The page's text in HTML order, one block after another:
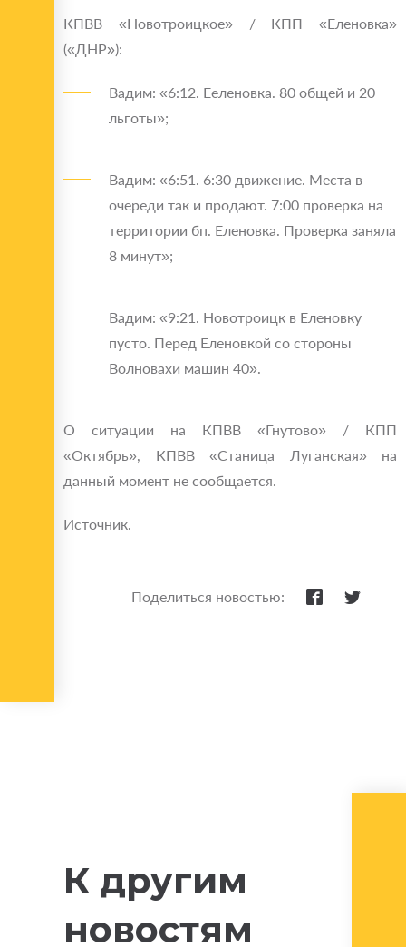
КПВВ «Новотроицкое» / КПП «Еленовка»
(«ДНР»):
Вадим: «6:12. Ееленовка. 80 общей и 20
льготы»;
Вадим: «6:51. 6:30 движение. Места в
очереди так и продают. 7:00 проверка на
территории бп. Еленовка. Проверка заняла
8 минут»;
Вадим: «9:21. Новотроицк в Еленовку
пусто. Перед Еленовкой со стороны
Волновахи машин 40».
О ситуации на КПВВ «Гнутово» / КПП
«Октябрь», КПВВ «Станица Луганская» на
данный момент не сообщается.
Источник.
Поделиться новостью:
К другим
новостям